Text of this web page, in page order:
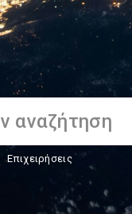
Επιχειρήσεις